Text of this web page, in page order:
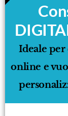
Ideale
online e